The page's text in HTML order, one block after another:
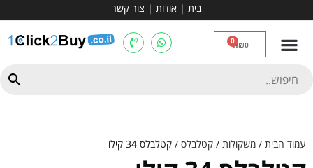
בית | אודות | צור קשר
₪0
0
עמוד הבית / משקולות / קטלבלס / קטלבלס 34 קילו